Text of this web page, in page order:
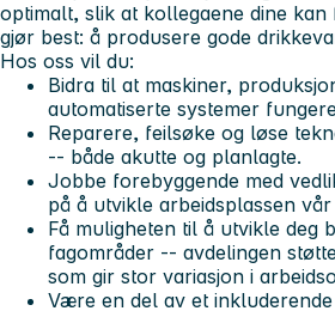
optimalt, slik at kollegaene dine kan
gjør best: å produsere gode
Hos oss vil du:
Bidra til at maskiner,
automatiserte systemer
Reparere, feilsøke og løse
-- både akutte og planlagte.
Jobbe forebyggende med
på å utvikle arbeidsplassen
Få muligheten til å utvikle deg
fagområder -- avdelingen
som gir stor variasjon i
Være en del av et